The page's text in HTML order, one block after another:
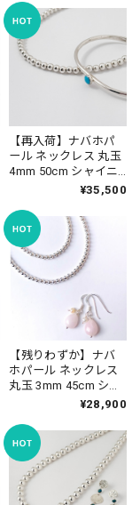
【再入荷】ナバホパ
ール ネックレス 丸玉
4mm 50cm シャイニ
ー《Indian Jewelry》
¥35,500
【残りわずか】ナバ
ホパール ネックレス
丸玉 3mm 45cm シャ
¥28,900